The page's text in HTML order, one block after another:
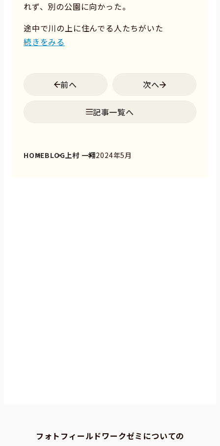
れず、別の公園に向かった。
途中で川の上に住んでる人たちがいた
続きをみる
前へ
記事一覧へ
次へ
HOMEBLOG上村 一翔2024年5月
フォトフィールドワークゼミについての